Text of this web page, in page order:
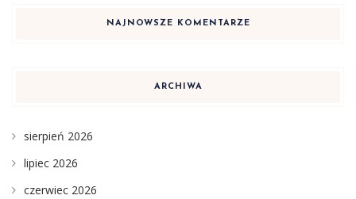
NAJNOWSZE KOMENTARZE
ARCHIWA
sierpień 2026
lipiec 2026
czerwiec 2026